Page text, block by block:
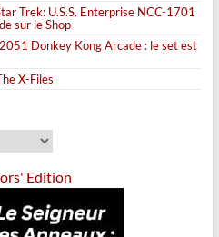
Trek: U.S.S. Enterprise NCC-1701
sur le Shop
Donkey Kong Arcade : le set est
X-Files